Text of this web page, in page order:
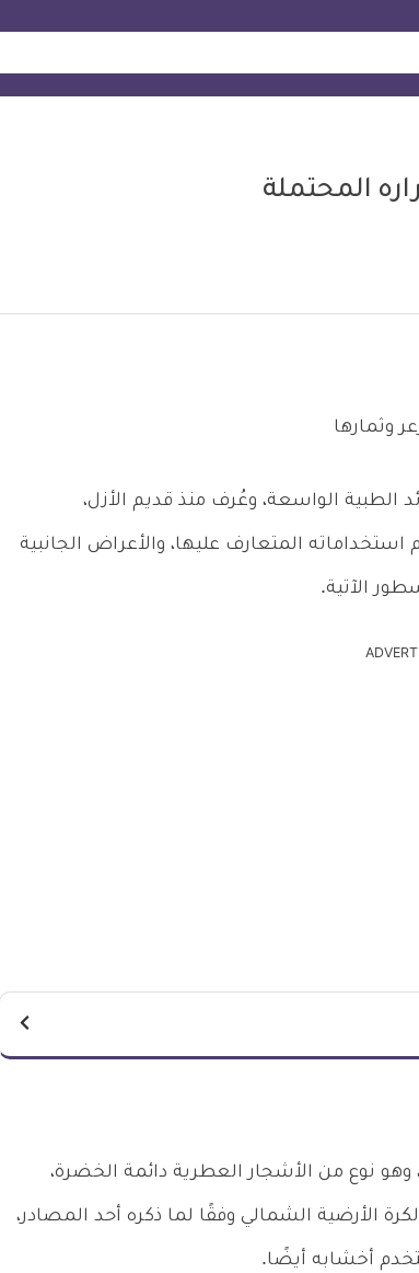
المحتملة
وثمارها
الطبية الواسعة، وعُرف منذ قديم الأزل،
المتعارف عليها، والأعراض الجانبية
الآتية.
يعرف العرعر بالإنجليزية juniper، وعلميًا Juniperus، وهو نوع من الأشجار العطرية دائمة الخضرة،
في نصف الكرة الأرضية الشمالي وفقًا لما ذكره أحد المصادر،
أخشابه أيضًا.